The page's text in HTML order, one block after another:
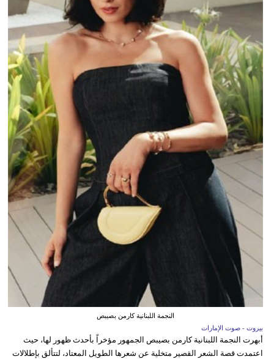
النجمة اللبنانية كارمن بصيبص
بيروت - صوت الإمارات
أبهرت النجمة اللبنانية كارمن بصيبص الجمهور مؤخراً بأحدث ظهور لها، حيث
اعتمدت قصة الشعر القصير متخلية عن شعرها الطويل المعتاد، لتتألق بإطلالات